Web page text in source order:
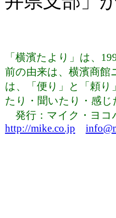
「横濱たより」は、
前の由来は、横濱商
は、「便り」と「頼
たり・聞いたり・感
発行：マイク・ヨコ
http://mike.co.jp